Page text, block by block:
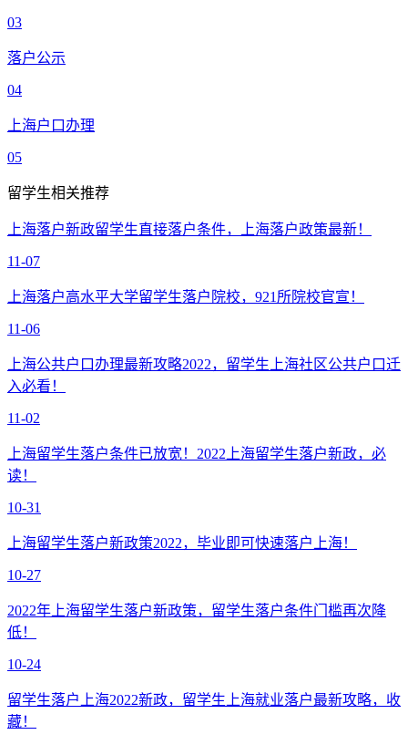
03
落户公示
04
上海户口办理
05
留学生相关推荐
上海落户新政留学生直接落户条件，上海落户政策最新！
11-07
上海落户高水平大学留学生落户院校，921所院校官宣！
11-06
上海公共户口办理最新攻略2022，留学生上海社区公共户口迁
入必看！
11-02
上海留学生落户条件已放宽！2022上海留学生落户新政，必
读！
10-31
上海留学生落户新政策2022，毕业即可快速落户上海！
10-27
2022年上海留学生落户新政策，留学生落户条件门槛再次降
低！
10-24
留学生落户上海2022新政，留学生上海就业落户最新攻略，收
藏！